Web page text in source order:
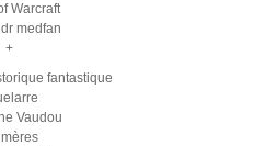
Warcraft
medfan
+
fantastique
Vaudou